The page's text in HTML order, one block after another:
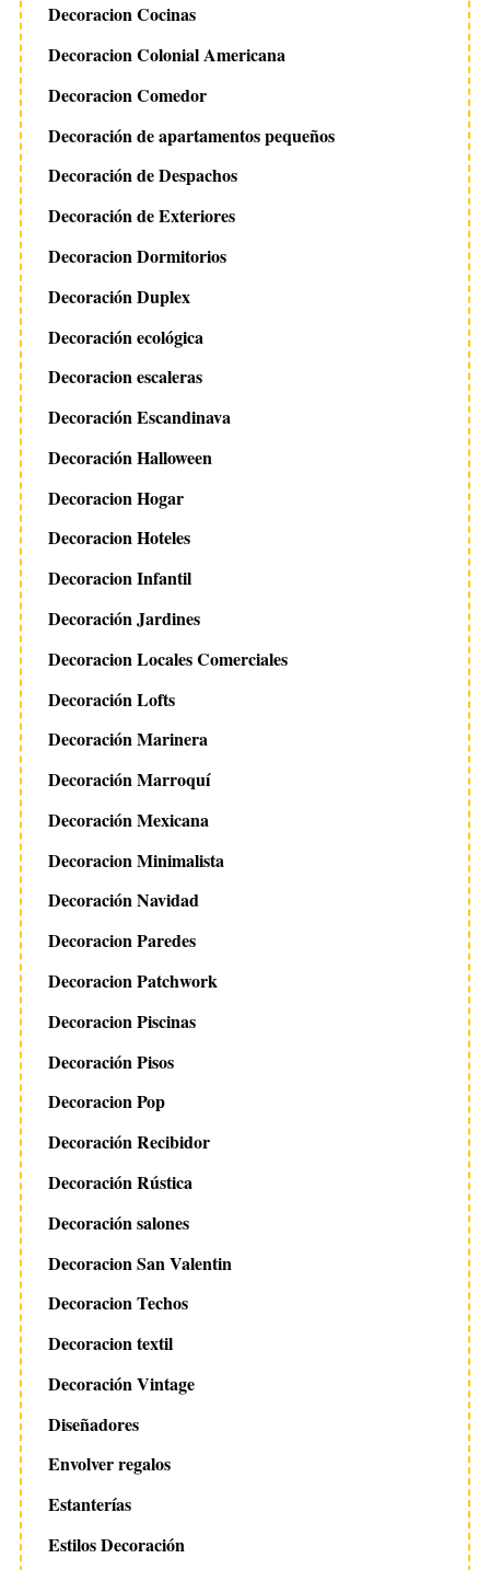
Decoracion Cocinas
Decoracion Colonial Americana
Decoracion Comedor
Decoración de apartamentos pequeños
Decoración de Despachos
Decoración de Exteriores
Decoracion Dormitorios
Decoración Duplex
Decoración ecológica
Decoracion escaleras
Decoración Escandinava
Decoración Halloween
Decoracion Hogar
Decoracion Hoteles
Decoracion Infantil
Decoración Jardines
Decoracion Locales Comerciales
Decoración Lofts
Decoración Marinera
Decoración Marroquí
Decoración Mexicana
Decoracion Minimalista
Decoración Navidad
Decoracion Paredes
Decoracion Patchwork
Decoracion Piscinas
Decoración Pisos
Decoracion Pop
Decoración Recibidor
Decoración Rústica
Decoración salones
Decoracion San Valentin
Decoracion Techos
Decoracion textil
Decoración Vintage
Diseñadores
Envolver regalos
Estanterías
Estilos Decoración